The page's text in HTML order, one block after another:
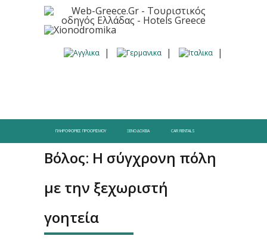
ΠΛΗΡΟΦΟΡΊΕΣ ΠΡΟΟΡΙΣΜΟΎ ΞΕΝΟΔΟΧΕΊΑ CAR RENTALS
Βόλος: Η σύγχρονη πόλη
με την ξεχωριστή
γοητεία